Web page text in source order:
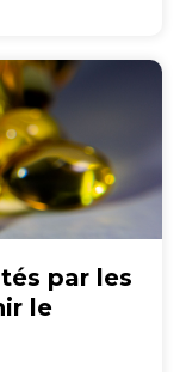
par les
le